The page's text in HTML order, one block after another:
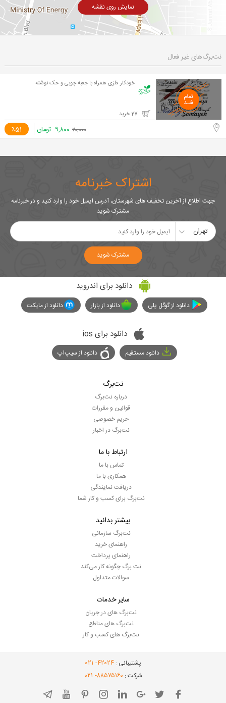
نمایش روی نقشه
نت‌برگ‌های غیر فعال
خودکار فلزی همراه با جعبه چوبی و حک نوشته
٪51 - ۲۰,۰۰۰ ۹,۸۰۰ تومان
اشتراک خبرنامه
جهت اطلاع از آخرین تخفیف های شهرستان، آدرس ایمیل خود را وارد کنید و در خبرنامه
مشترک شوید
تهران
مشترک شوید
دانلود برای اندروید
دانلود از گوگل پلی دانلود از بازار دانلود از مایکت
دانلود برای ios
دانلود مستقیم دانلود از سیپ‌اپ
نت‌برگ
درباره نت‌برگ
قوانین و مقررات
حریم خصوصی
نت‌برگ در اخبار
ارتباط با ما
تماس با ما
همکاری با ما
دریافت نمایندگی
نت‌برگ برای کسب و کار شما
بیشتر بدانید
نت‌برگ سازمانی
راهنمای خرید
راهنمای پرداخت
نت برگ چگونه کار می‌کند
سوالات متداول
سایر خدمات
نت‌برگ های در جریان
نت‌برگ های مناطق
نت‌برگ های کسب و کار
پشتیبانی : ۴۲۰۲۴- ۰۲۱
شرکت : ۸۸۵۷۵۱۶۰- ۰۲۱